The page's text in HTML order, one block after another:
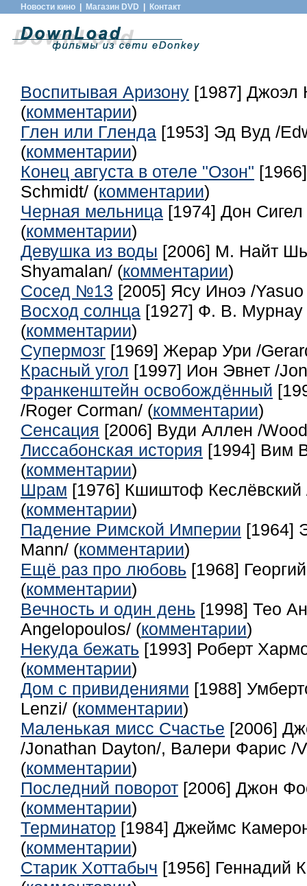
Новости кино Магазин DVD Контакт
Воспитывая Аризону [1987] Джоэл
(комментарии)
Глен или Гленда [1953] Эд Вуд /
(комментарии)
Конец августа в отеле "Озон"
Schmidt/ (комментарии)
Черная мельница [1974] Дон
(комментарии)
Девушка из воды [2006] М. Найт
Shyamalan/ (комментарии)
Сосед №13 [2005] Ясу Иноэ /
Восход солнца [1927] Ф. В. Мурнау
(комментарии)
Супермозг [1969] Жерар Ури /
Красный угол [1997] Ион Эвнет /
Франкенштейн освобождённый
/Roger Corman/ (комментарии)
Сенсация [2006] Вуди Аллен /
Лиссабонская история [1994] Вим
(комментарии)
Шрам [1976] Кшиштоф Кеслёвский
(комментарии)
Падение Римской Империи [1964]
Mann/ (комментарии)
Ещё раз про любовь [1968]
(комментарии)
Вечность и один день [1998] Тео
Angelopoulos/ (комментарии)
Некуда бежать [1993] Роберт
(комментарии)
Дом с привидениями [1988]
Lenzi/ (комментарии)
Маленькая мисс Счастье [2006]
/Jonathan Dayton/, Валери Фарис /
(комментарии)
Последний поворот [2006] Джон
(комментарии)
Терминатор [1984] Джеймс
(комментарии)
Старик Хоттабыч [1956] Геннадий